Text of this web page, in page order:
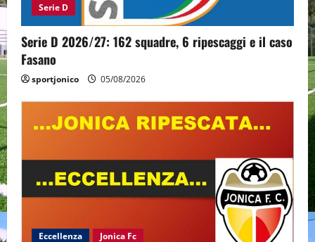
Serie D
Serie D 2026/27: 162 squadre, 6 ripescaggi e il caso
Fasano
sportjonico 05/08/2026
Eccellenza Jonica Fc